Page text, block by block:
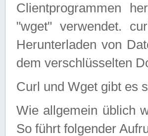
Clientprogrammen
"wget" verwendet.
Herunterladen von
dem verschlüsselten
Curl und Wget gibt es
Wie allgemein üblich
So führt folgender